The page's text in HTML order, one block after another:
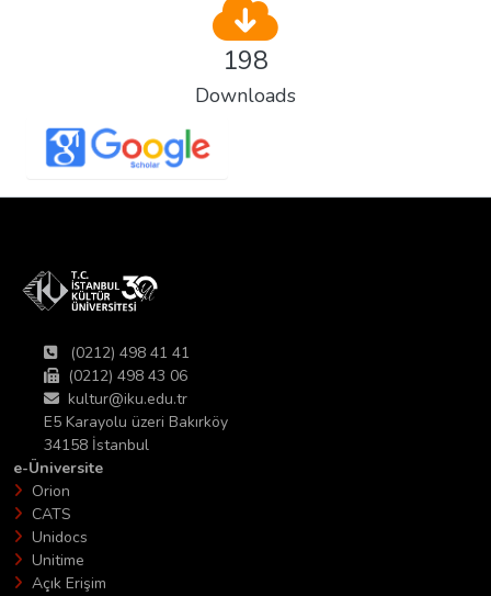
198
Downloads
(0212) 498 41 41
(0212) 498 43 06
kultur@iku.edu.tr
E5 Karayolu üzeri Bakırköy
34158 İstanbul
e-Üniversite
Orion
CATS
Unidocs
Unitime
Açık Erişim